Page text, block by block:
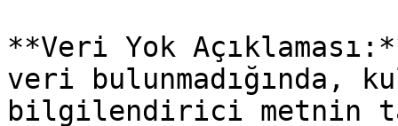
**Veri Yok
veri bulunmadığında,
bilgilendirici metnin